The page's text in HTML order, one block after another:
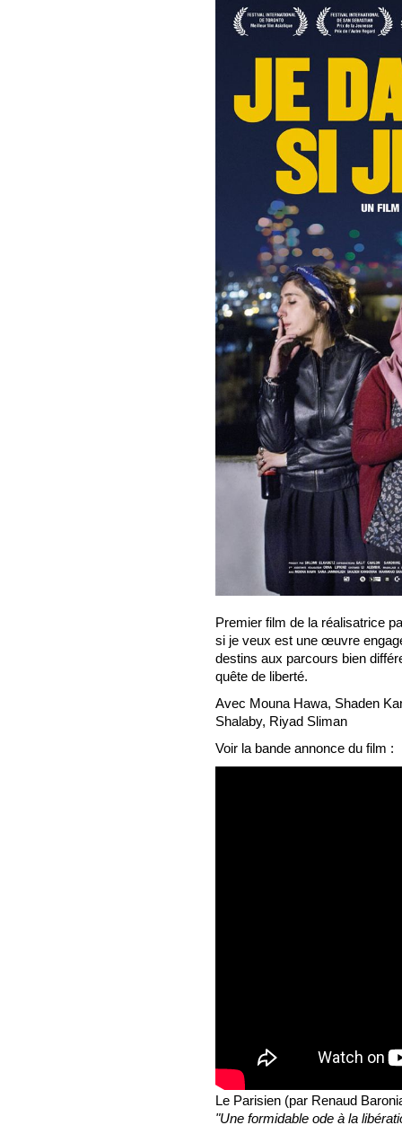
Premier film de la réalisatrice
si je veux est une œuvre
destins aux parcours bien
quête de liberté.
Avec Mouna Hawa, Shaden
Shalaby, Riyad Sliman
Voir la bande annonce du film :
Le Parisien (par Renaud
"Une formidable ode à la